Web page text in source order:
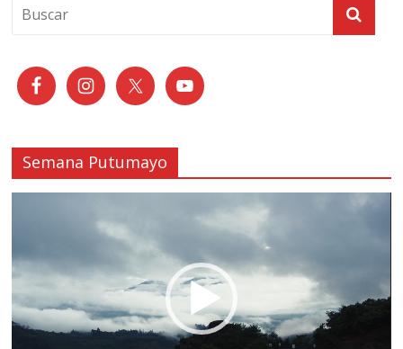
Semana Putumayo